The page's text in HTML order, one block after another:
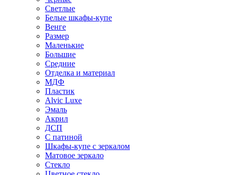
Светлые
Белые шкафы-купе
Венге
Размер
Маленькие
Большие
Средние
Отделка и материал
МДФ
Пластик
Alvic Luxe
Эмаль
Акрил
ДСП
С патиной
Шкафы-купе с зеркалом
Матовое зеркало
Стекло